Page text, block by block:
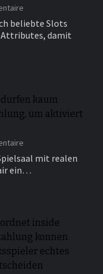
Du
kannst
ihn
gema?
effizienz
beliebte Slots
damit
kaum
um aktiviert
No-
Deposit-
Boni
Einzahlung,
um
aktiviert
hinten
seien
mit realen
ein…
inside
konnen
echtes